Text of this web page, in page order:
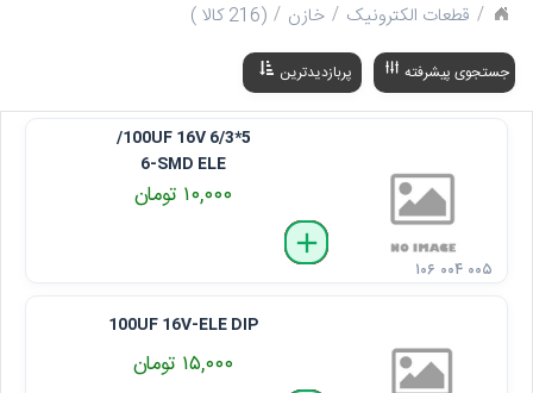
قطعات الکترونیک خازن (216 کالا )
جستجوی پیشرفته پربازدیدترین
100UF 16V 6/3*5/
6-SMD ELE
۱۰,۰۰۰ تومان
delete
remove
add
۱۰۶ ۰۰۴ ۰۰۵
100UF 16V-ELE DIP
۱۵,۰۰۰ تومان